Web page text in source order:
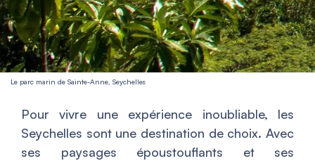
Le parc marin de Sainte-Anne, Seychelles
Pour vivre une expérience inoubliable, les
Seychelles sont une destination de choix. Avec
ses paysages époustouflants et ses